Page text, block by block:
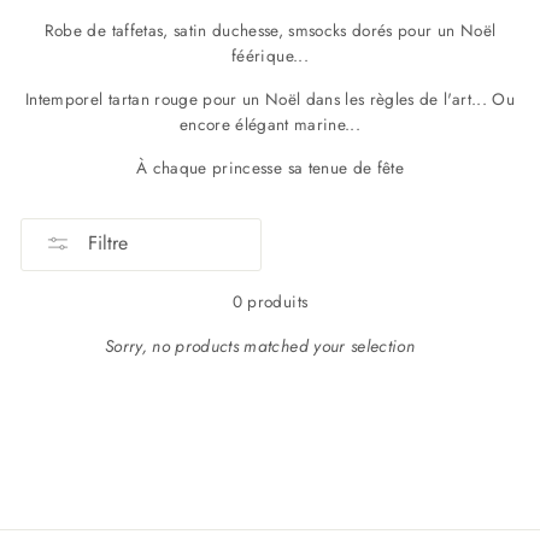
Robe de taffetas, satin duchesse, smsocks dorés pour un Noël
féérique...
Intemporel tartan rouge pour un Noël dans les règles de l'art... Ou
encore élégant marine...
À chaque princesse sa tenue de fête
Filtre
0 produits
Sorry, no products matched your selection